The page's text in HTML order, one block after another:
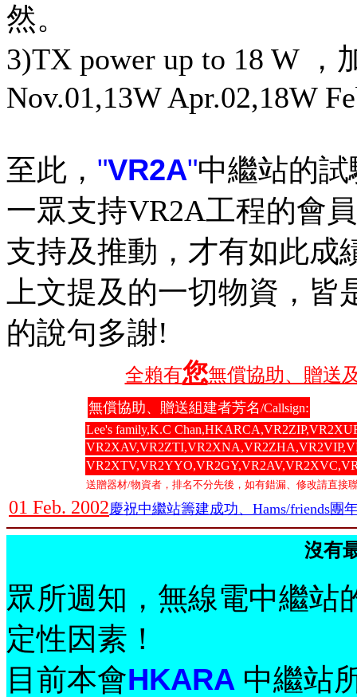
然。
3)TX power up to 18 W ，
Nov.01,13W Apr.02,18W
至此， "VR2A"中繼站的
一眾支持VR2A工程的會
支持及推動，才有如此成
上文提及的一切物資，
的說句多謝!
全賴有您無償協助、贈送
無償協助、贈送組建者芳名/Callsign:
Lee's family,K.C
送贈器材/物資者，排名不分先後，如有錯漏、修改請直接
01 Feb. 2002慶祝中繼站籌建成功、Hams/friends團
沒有
眾所週知，無線電中繼站
定性因素！
目前本會HKARA 中繼站